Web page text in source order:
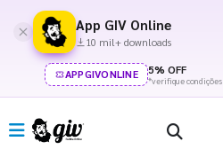
App GIV Online
10 mil+ downloads
APPGIVONLINE 5% OFF
*verifique condições